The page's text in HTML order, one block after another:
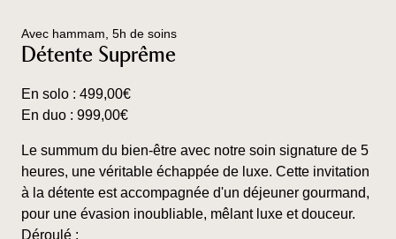
variations.
Les
choisies
sur
la
page
Avec hammam, 5h de soins
Détente Suprême
En solo : 499,00€
En duo : 999,00€
Le summum du bien-être avec notre soin signature de 5
heures, une véritable échappée de luxe. Cette invitation
à la détente est accompagnée d'un déjeuner gourmand,
pour une évasion inoubliable, mêlant luxe et douceur.
Déroulé :